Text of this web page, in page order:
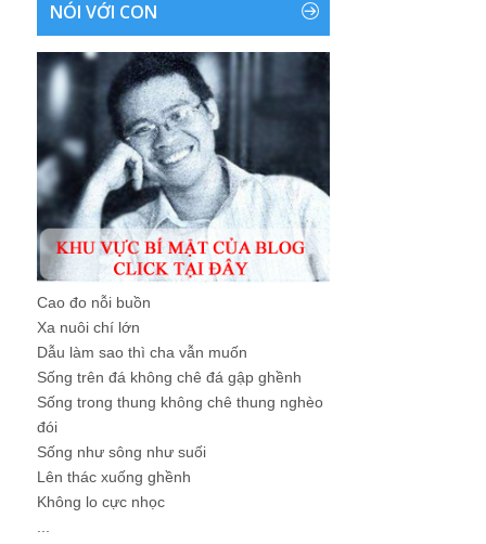
NÓI VỚI CON
Cao đo nỗi buồn
Xa nuôi chí lớn
Dẫu làm sao thì cha vẫn muốn
Sống trên đá không chê đá gập ghềnh
Sống trong thung không chê thung nghèo
đói
Sống như sông như suối
Lên thác xuống ghềnh
Không lo cực nhọc